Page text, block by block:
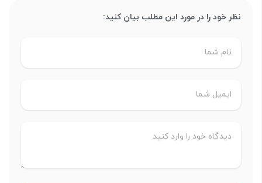
نظر خود را در مورد این مطلب بیان کنید: